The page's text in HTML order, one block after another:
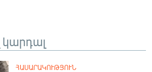
կարդալ
ՀԱՍԱՐԱԿՈՒԹՅՈՒՆ